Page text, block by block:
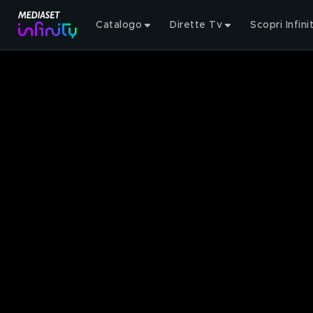
Catalogo Dirette Tv Scopri